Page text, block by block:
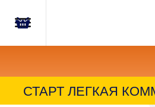
Главная
Новости
Акции
Корзина
СТАРТ ЛЕГКАЯ